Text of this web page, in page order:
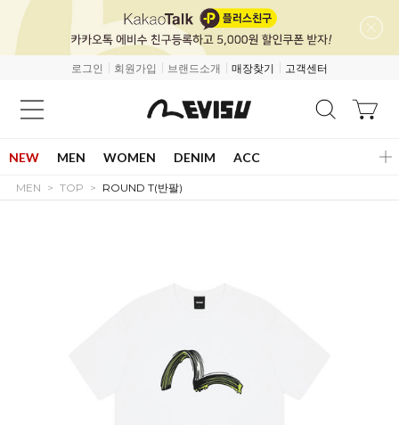
로그인 회원가입 브랜드소개 매장찾기 고객센터
NEW MEN WOMEN DENIM ACC
MEN TOP ROUND T(반팔)